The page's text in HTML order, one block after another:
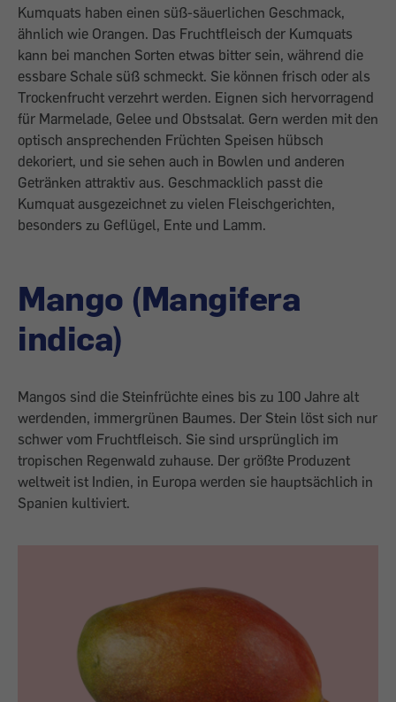
Kumquats haben einen süß-säuerlichen Geschmack,
ähnlich wie Orangen. Das Fruchtfleisch der Kumquats
kann bei manchen Sorten etwas bitter sein, während die
essbare Schale süß schmeckt. Sie können frisch oder als
Trockenfrucht verzehrt werden. Eignen sich hervorragend
für Marmelade, Gelee und Obstsalat. Gern werden mit den
optisch ansprechenden Früchten Speisen hübsch
dekoriert, und sie sehen auch in Bowlen und anderen
Getränken attraktiv aus. Geschmacklich passt die
Kumquat ausgezeichnet zu vielen Fleischgerichten,
besonders zu Geflügel, Ente und Lamm.
Mango (Mangifera
indica)
Mangos sind die Steinfrüchte eines bis zu 100 Jahre alt
werdenden, immergrünen Baumes. Der Stein löst sich nur
schwer vom Fruchtfleisch. Sie sind ursprünglich im
tropischen Regenwald zuhause. Der größte Produzent
weltweit ist Indien, in Europa werden sie hauptsächlich in
Spanien kultiviert.